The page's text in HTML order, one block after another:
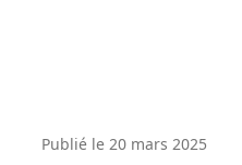
Publié le 20 mars 2025